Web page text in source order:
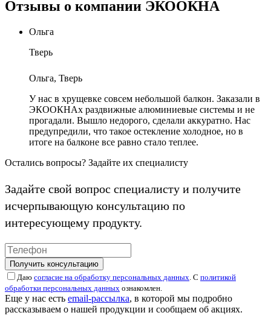
Отзывы о компании ЭКООКНА
Ольга
Тверь
Ольга, Тверь
У нас в хрущевке совсем небольшой балкон. Заказали в
ЭКООКНАх раздвижные алюминиевые системы и не
прогадали. Вышло недорого, сделали аккуратно. Нас
предупредили, что такое остекление холодное, но в
итоге на балконе все равно стало теплее.
Остались вопросы? Задайте их специалисту
Задайте свой вопрос специалисту и получите
исчерпывающую консультацию по
интересующему продукту.
Получить консультацию
Даю согласие на обработку персональных данных. С политикой
обработки персональных данных ознакомлен.
Еще у нас есть email-рассылка, в которой мы подробно
рассказываем о нашей продукции и сообщаем об акциях.